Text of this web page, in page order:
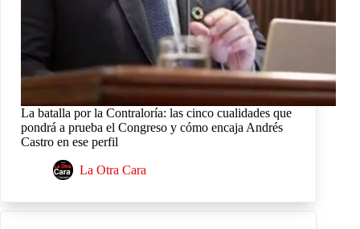
La batalla por la Contraloría: las cinco cualidades que
pondrá a prueba el Congreso y cómo encaja Andrés
Castro en ese perfil
La Otra Cara